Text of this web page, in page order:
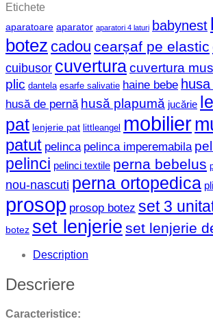
Etichete
aparatoare aparator aparatori 4 laturi babynest
botez cadou cearșaf pe elastic
cuibusor cuverturacuvertura
plic dantela esarfe salivatie haine bebe
husă de pernă husă plapumă jucărie
pat lenjerie pat littleangel mobilier
patut pelinca pelinca imperemabila
pelinci pelinci textile perna bebelus
nou-nascuti perna ortopedica
prosop prosop botez set 3
botez set lenjerie set lenjerie
Description
Descriere
Caracteristice: